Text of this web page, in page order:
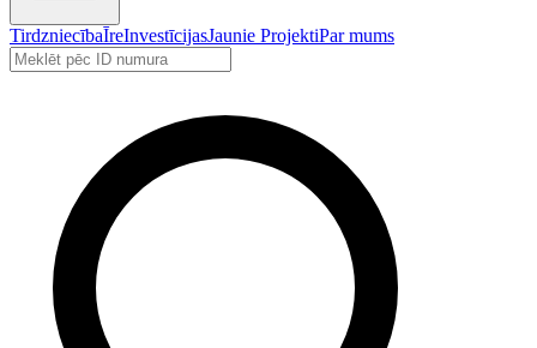
TirdzniecībaĪreInvestīcijasJaunie ProjektiPar mums